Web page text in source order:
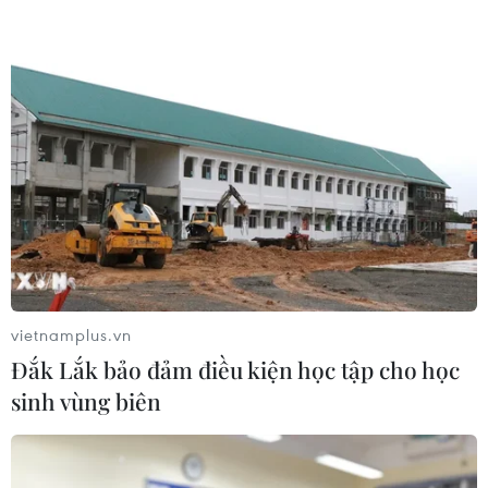
Khởi tố vụ buôn bán hàng giả mạo
nhãn hiệu nổi tiếng tại Đắk Lắk
04/08/2026 14:34
Xem thêm
CƠ QUAN CHỦ QUẢN: THÔNG TẤN XÃ VIỆT NAM
Tổng Biên tập: TRẦN TIẾN DUẨN
Phó Tổng Biên tập: NGUYỄN THỊ TÁM, KHÚC THANH
vietnamplus.vn
Đắk Lắk bảo đảm điều kiện học tập cho học
sinh vùng biên